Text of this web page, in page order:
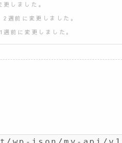
しました。
週前に変更しました。
前に変更しました。